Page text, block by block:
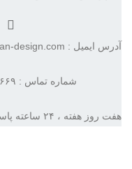
آدرس ایمیل : info[at]behrizan-design.com
شماره تماس : ۸۸۰۶۹۶۶۹ - ۰۲۱ ، 09011311152
هفت روز هفته ، ۲۴ ساعته پاسخگوی شما هستیم.